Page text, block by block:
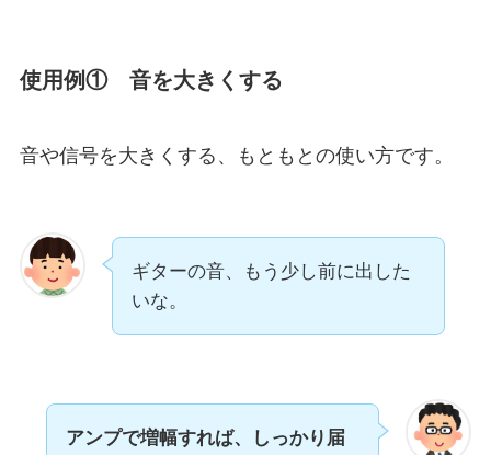
使用例① 音を大きくする
音や信号を大きくする、もともとの使い方です。
ギターの音、もう少し前に出した
いな。
アンプで増幅すれば、しっかり届